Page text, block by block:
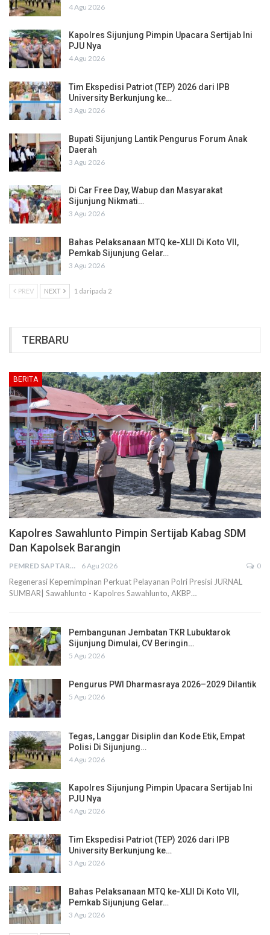
4 Agu 2026
Kapolres Sijunjung Pimpin Upacara Sertijab Ini
PJU Nya
4 Agu 2026
Tim Ekspedisi Patriot (TEP) 2026 dari IPB
University Berkunjung ke…
3 Agu 2026
Bupati Sijunjung Lantik Pengurus Forum Anak
Daerah
3 Agu 2026
Di Car Free Day, Wabup dan Masyarakat
Sijunjung Nikmati…
3 Agu 2026
Bahas Pelaksanaan MTQ ke-XLII Di Koto VII,
Pemkab Sijunjung Gelar…
3 Agu 2026
PREV NEXT 1 daripada 2
TERBARU
BERITA
Kapolres Sawahlunto Pimpin Sertijab Kabag SDM
Dan Kapolsek Barangin
PEMRED SAPTARIUS 6 Agu 2026 0
Regenerasi Kepemimpinan Perkuat Pelayanan Polri Presisi JURNAL
SUMBAR| Sawahlunto - Kapolres Sawahlunto, AKBP…
Pembangunan Jembatan TKR Lubuktarok
Sijunjung Dimulai, CV Beringin…
5 Agu 2026
Pengurus PWI Dharmasraya 2026–2029 Dilantik
5 Agu 2026
Tegas, Langgar Disiplin dan Kode Etik, Empat
Polisi Di Sijunjung…
4 Agu 2026
Kapolres Sijunjung Pimpin Upacara Sertijab Ini
PJU Nya
4 Agu 2026
Tim Ekspedisi Patriot (TEP) 2026 dari IPB
University Berkunjung ke…
3 Agu 2026
Bahas Pelaksanaan MTQ ke-XLII Di Koto VII,
Pemkab Sijunjung Gelar…
3 Agu 2026